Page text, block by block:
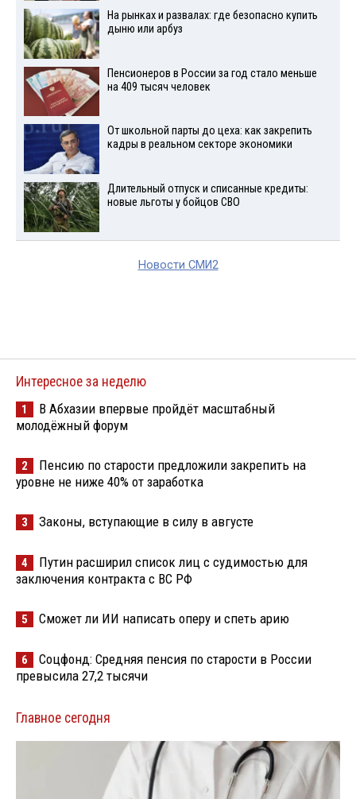
На рынках и развалах: где безопасно купить
дыню или арбуз
Пенсионеров в России за год стало меньше
на 409 тысяч человек
От школьной парты до цеха: как закрепить
кадры в реальном секторе экономики
Длительный отпуск и списанные кредиты:
новые льготы у бойцов СВО
Новости СМИ2
Интересное за неделю
1
В Абхазии впервые пройдёт масштабный
молодёжный форум
2
Пенсию по старости предложили закрепить на
уровне не ниже 40% от заработка
3 Законы, вступающие в силу в августе
4
Путин расширил список лиц с судимостью для
заключения контракта с ВС РФ
5 Сможет ли ИИ написать оперу и спеть арию
6
Соцфонд: Средняя пенсия по старости в России
превысила 27,2 тысячи
Главное сегодня